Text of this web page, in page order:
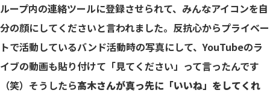
ループ内の連絡ツールに登録させられて、みんなアイコンを自
分の顔にしてくださいと言われました。反抗心からプライベー
トで活動しているバンド活動時の写真にして、YouTubeのラ
イブの動画も貼り付けて「見てください」って言ったんです
（笑）そうしたら高木さんが真っ先に「いいね」をしてくれ